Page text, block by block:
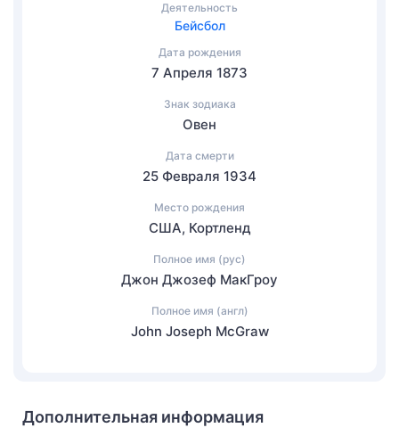
Деятельность
Бейсбол
Дата рождения
7 Апреля 1873
Знак зодиака
Овен
Дата смерти
25 Февраля 1934
Место рождения
США, Кортленд
Полное имя (рус)
Джон Джозеф МакГроу
Полное имя (англ)
John Joseph McGraw
Дополнительная информация